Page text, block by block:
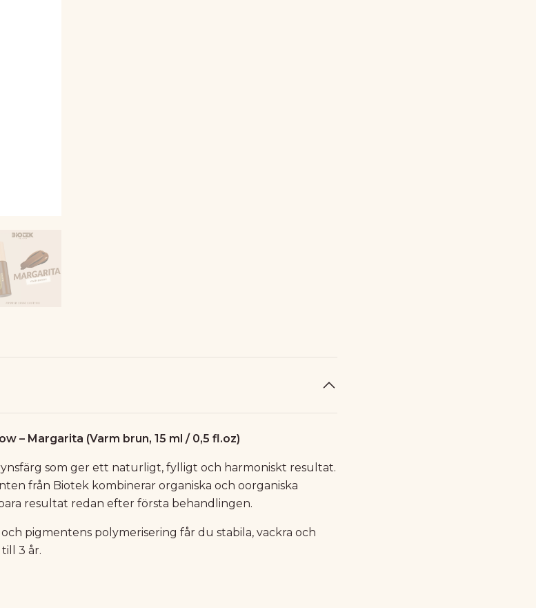
– Margarita (Varm brun, 15 ml / 0,5 fl.oz)
som ger ett naturligt, fylligt och harmoniskt resultat.
från Biotek kombinerar organiska och oorganiska
resultat redan efter första behandlingen.
pigmentens polymerisering får du stabila, vackra och
3 år.